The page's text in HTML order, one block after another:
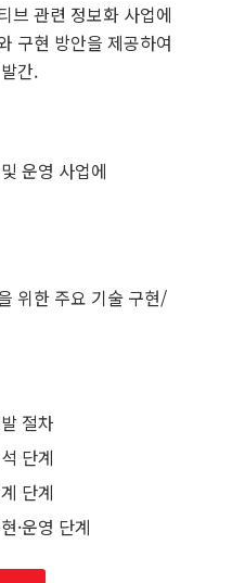
브 관련 정보화 사업에
구현 방안을 제공하여
간.
운영 사업에
위한 주요 기술 구현/
절차
단계
단계
·운영 단계